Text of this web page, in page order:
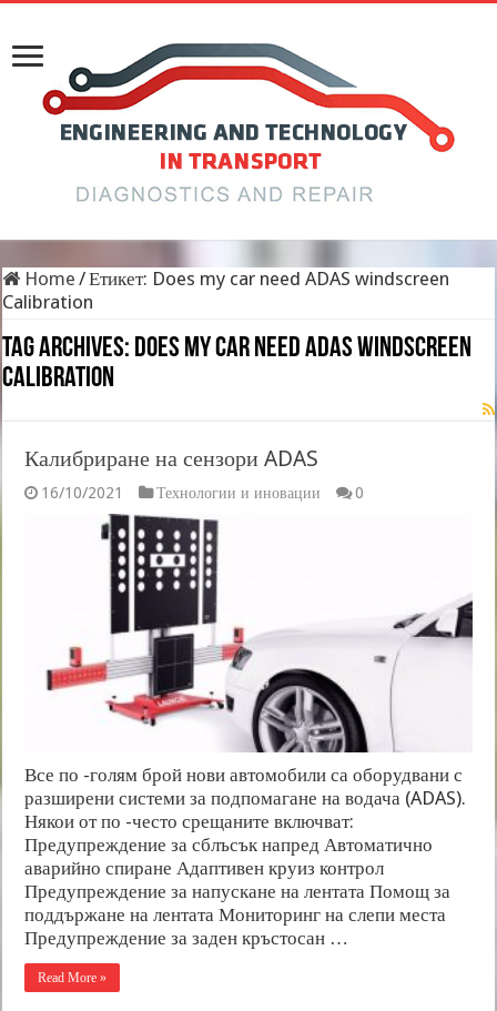
Home /Етикет: Does my car need ADAS windscreen
Calibration
Tag Archives: Does my car need ADAS windscreen
Calibration
Калибриране на сензори ADAS
16/10/2021 Технологии и иновации 0
Все по -голям брой нови автомобили са оборудвани с
разширени системи за подпомагане на водача (ADAS).
Някои от по -често срещаните включват:
Предупреждение за сблъсък напред Автоматично
аварийно спиране Адаптивен круиз контрол
Предупреждение за напускане на лентата Помощ за
поддържане на лентата Мониторинг на слепи места
Предупреждение за заден кръстосан …
Read More »